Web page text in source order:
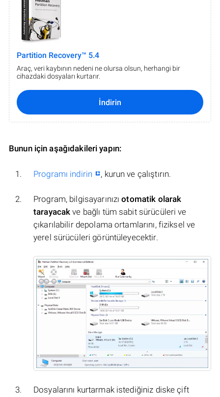
Partition Recovery™ 5.4
Araç, veri kaybının nedeni ne olursa olsun, herhangi bir
cihazdaki dosyaları kurtarır.
İndirin
Bunun için aşağıdakileri yapın:
Programı indirin , kurun ve çalıştırın.
Program, bilgisayarınızıotomatik olarak
tarayacak ve bağlı tüm sabit sürücüleri ve
çıkarılabilir depolama ortamlarını, fiziksel ve
yerel sürücüleri görüntüleyecektir.
Dosyalarını kurtarmak istediğiniz diske çift